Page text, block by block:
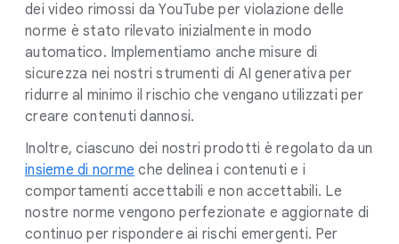
dei video rimossi da YouTube per violazione delle
norme è stato rilevato inizialmente in modo
automatico. Implementiamo anche misure di
sicurezza nei nostri strumenti di AI generativa per
ridurre al minimo il rischio che vengano utilizzati per
creare contenuti dannosi.
Inoltre, ciascuno dei nostri prodotti è regolato da un
insieme di norme che delinea i contenuti e i
comportamenti accettabili e non accettabili. Le
nostre norme vengono perfezionate e aggiornate di
continuo per rispondere ai rischi emergenti. Per